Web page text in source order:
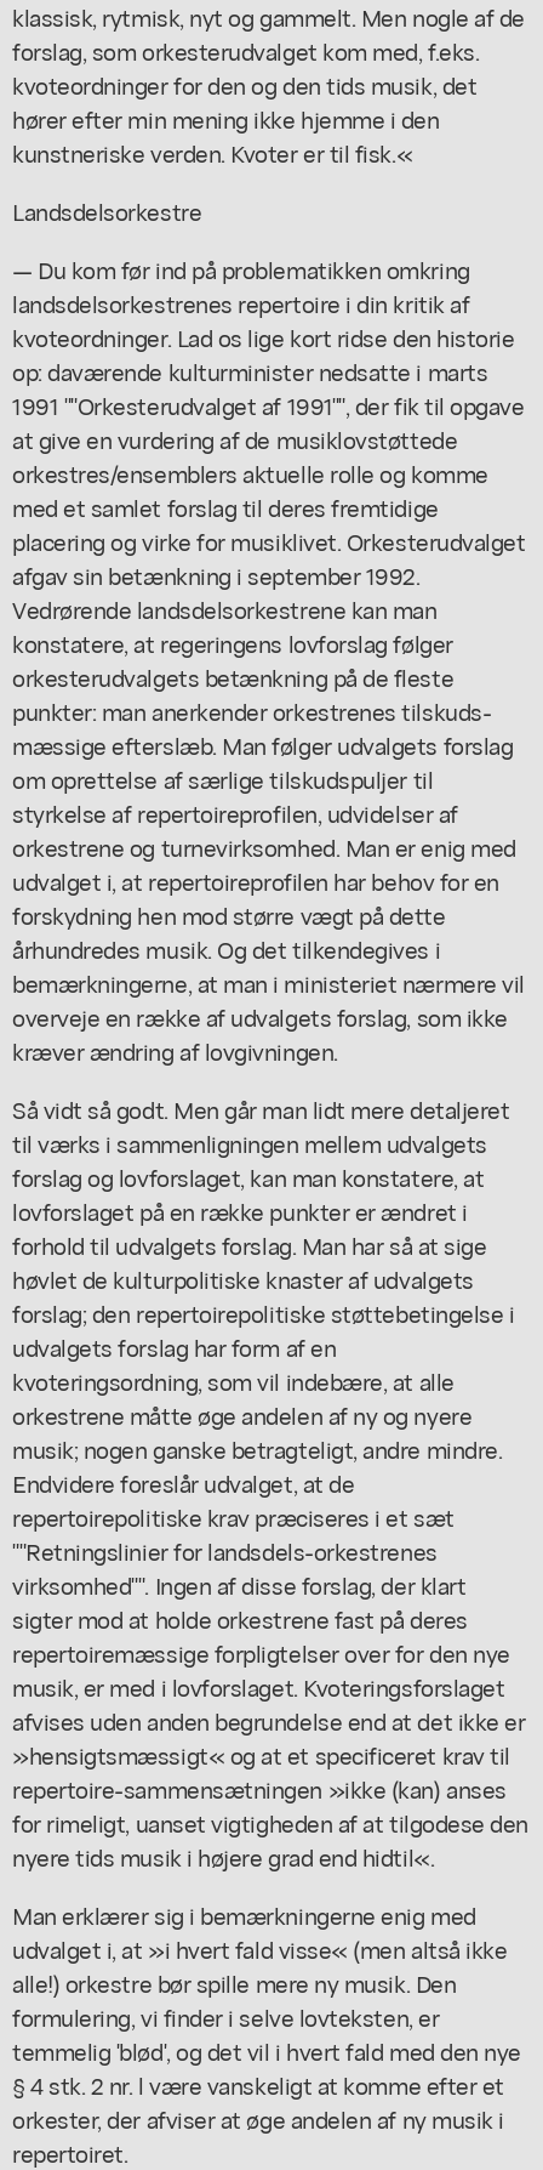
klassisk, rytmisk, nyt og gammelt. Men nogle af de
forslag, som orkesterudvalget kom med, f.eks.
kvoteordninger for den og den tids musik, det
hører efter min mening ikke hjemme i den
kunstneriske verden. Kvoter er til fisk.«
Landsdelsorkestre
— Du kom før ind på problematikken omkring
landsdelsorkestrenes repertoire i din kritik af
kvoteordninger. Lad os lige kort ridse den historie
op: daværende kulturminister nedsatte i marts
1991 ""Orkesterudvalget af 1991"", der fik til opgave
at give en vurdering af de musiklovstøttede
orkestres/ensemblers aktuelle rolle og komme
med et samlet forslag til deres fremtidige
placering og virke for musiklivet. Orkesterudvalget
afgav sin betænkning i september 1992.
Vedrørende landsdelsorkestrene kan man
konstatere, at regeringens lovforslag følger
orkesterudvalgets betænkning på de fleste
punkter: man anerkender orkestrenes tilskuds-
mæssige efterslæb. Man følger udvalgets forslag
om oprettelse af særlige tilskudspuljer til
styrkelse af repertoireprofilen, udvidelser af
orkestrene og turnevirksomhed. Man er enig med
udvalget i, at repertoireprofilen har behov for en
forskydning hen mod større vægt på dette
århundredes musik. Og det tilkendegives i
bemærkningerne, at man i ministeriet nærmere vil
overveje en række af udvalgets forslag, som ikke
kræver ændring af lovgivningen.
Så vidt så godt. Men går man lidt mere detaljeret
til værks i sammenligningen mellem udvalgets
forslag og lovforslaget, kan man konstatere, at
lovforslaget på en række punkter er ændret i
forhold til udvalgets forslag. Man har så at sige
høvlet de kulturpolitiske knaster af udvalgets
forslag; den repertoirepolitiske støttebetingelse i
udvalgets forslag har form af en
kvoteringsordning, som vil indebære, at alle
orkestrene måtte øge andelen af ny og nyere
musik; nogen ganske betragteligt, andre mindre.
Endvidere foreslår udvalget, at de
repertoirepolitiske krav præciseres i et sæt
""Retningslinier for landsdels-orkestrenes
virksomhed"". Ingen af disse forslag, der klart
sigter mod at holde orkestrene fast på deres
repertoiremæssige forpligtelser over for den nye
musik, er med i lovforslaget. Kvoteringsforslaget
afvises uden anden begrundelse end at det ikke er
»hensigtsmæssigt« og at et specificeret krav til
repertoire-sammensætningen »ikke (kan) anses
for rimeligt, uanset vigtigheden af at tilgodese den
nyere tids musik i højere grad end hidtil«.
Man erklærer sig i bemærkningerne enig med
udvalget i, at »i hvert fald visse« (men altså ikke
alle!) orkestre bør spille mere ny musik. Den
formulering, vi finder i selve lovteksten, er
temmelig 'blød', og det vil i hvert fald med den nye
§ 4 stk. 2 nr. l være vanskeligt at komme efter et
orkester, der afviser at øge andelen af ny musik i
repertoiret.